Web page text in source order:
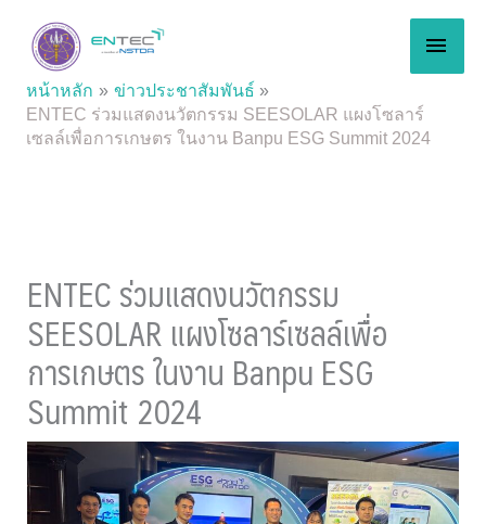
content
หน้าหลัก
ข่าวประชาสัมพันธ์
ENTEC ร่วมแสดงนวัตกรรม SEESOLAR แผงโซลาร์
เซลล์เพื่อการเกษตร ในงาน Banpu ESG Summit 2024
ENTEC ร่วมแสดงนวัตกรรม
SEESOLAR แผงโซลาร์เซลล์เพื่อ
การเกษตร ในงาน Banpu ESG
Summit 2024